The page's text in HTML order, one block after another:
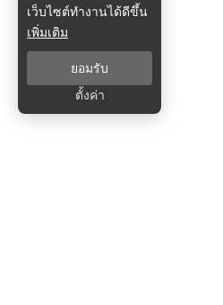
เว็บไซต์ทำงานได้ดีขึ้น
เพิ่มเติม
ยอมรับ
ตั้งค่า